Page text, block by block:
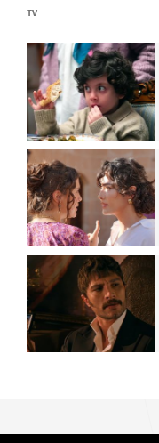
TV